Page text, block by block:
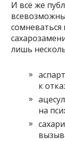
И всё же
сомневаться
лишь
к
на